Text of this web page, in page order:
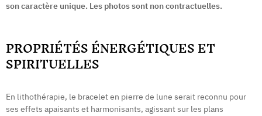
son caractère unique. Les photos sont non contractuelles.
PROPRIÉTÉS ÉNERGÉTIQUES ET
SPIRITUELLES
En lithothérapie, le bracelet en pierre de lune serait reconnu pour
ses effets apaisants et harmonisants, agissant sur les plans